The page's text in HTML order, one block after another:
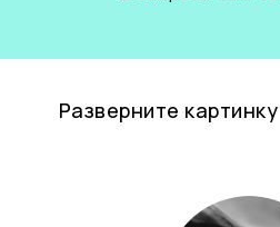
Разверните